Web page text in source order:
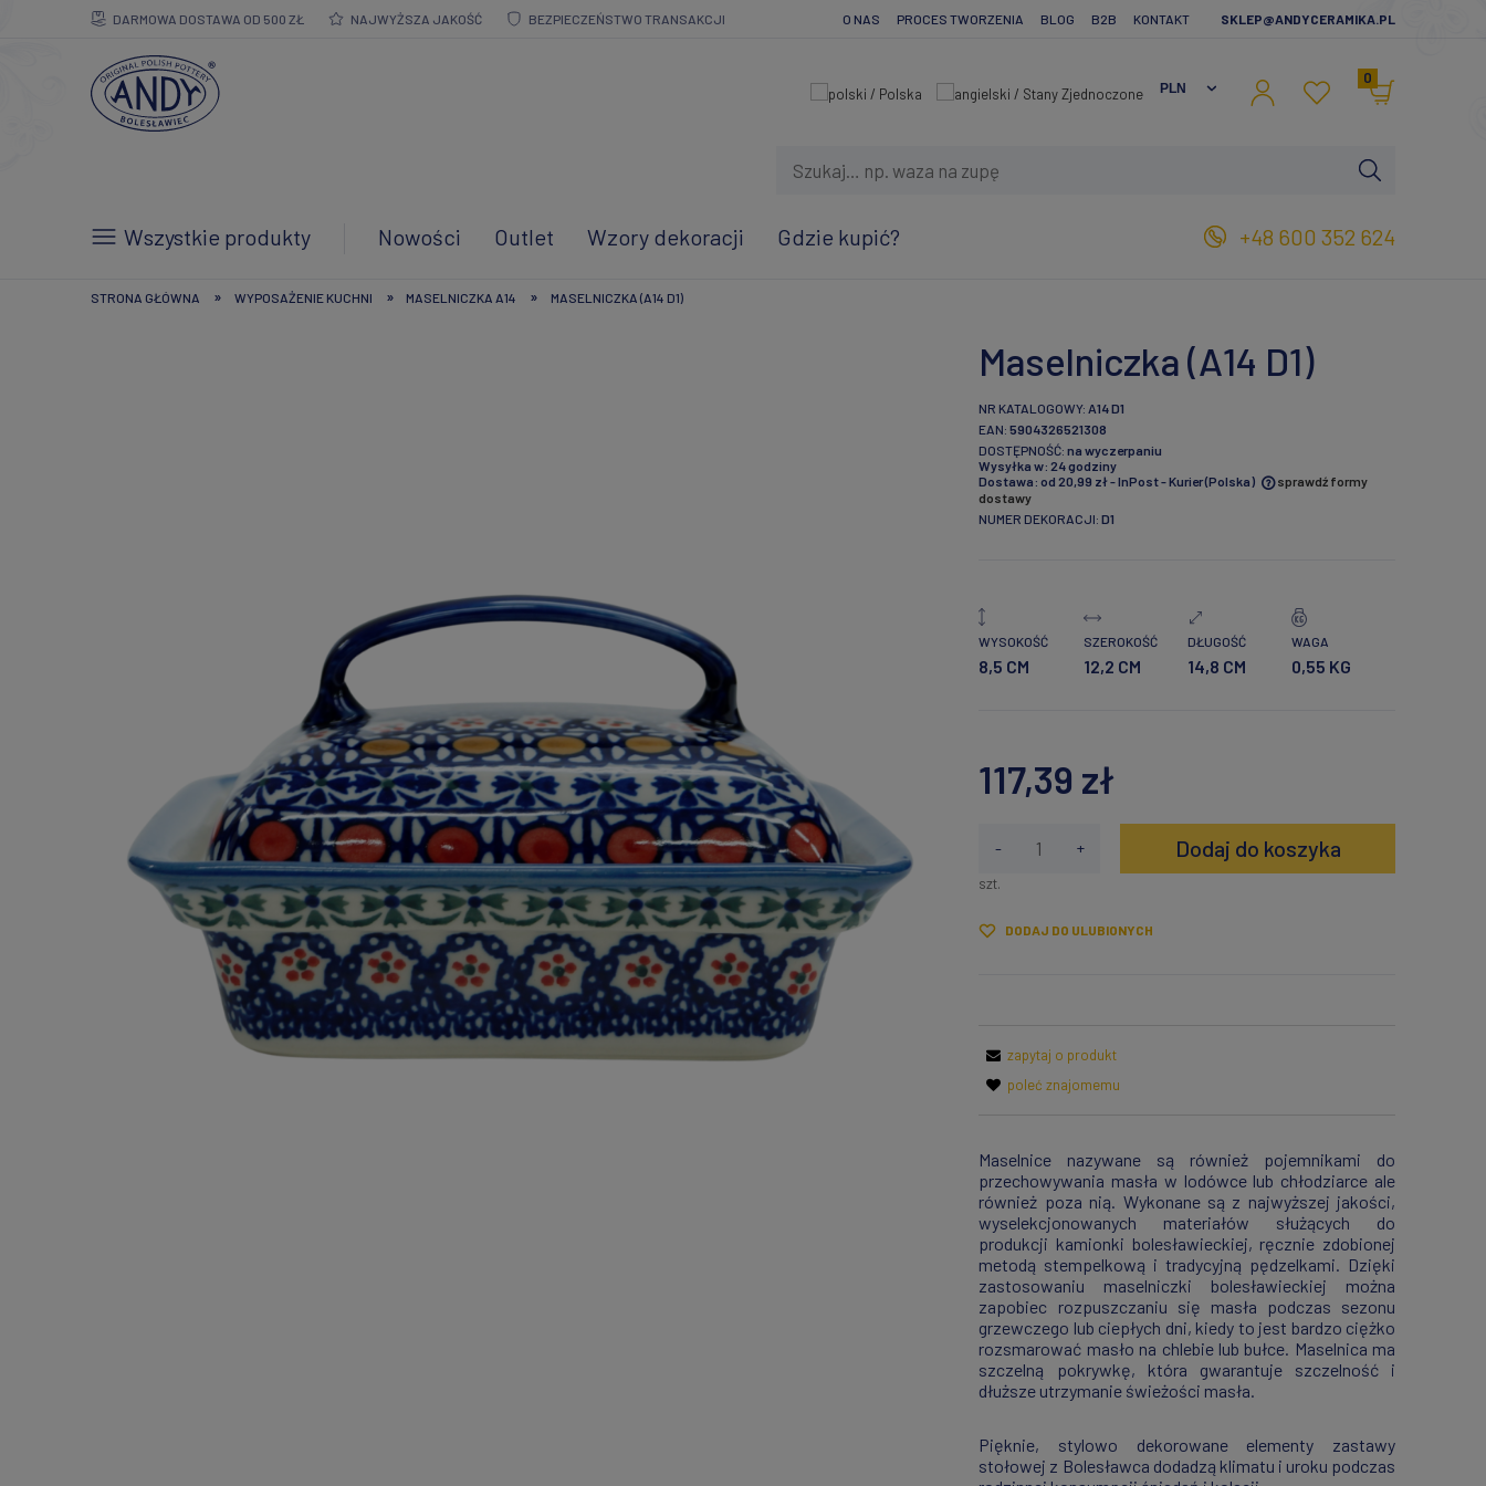
DARMOWA DOSTAWA OD 500 ZŁ NAJWYŻSZA JAKOŚĆ BEZPIECZEŃSTWO TRANSAKCJI O NAS PROCES TWORZENIA BLOG B2B KONTAKT SKLEP@ANDYCERAMIKA.PL
0
Wszystkie produkty Nowości Outlet Wzory dekoracji Gdzie kupić? +48 600 352 624
STRONA GŁÓWNA » WYPOSAŻENIE KUCHNI » MASELNICZKA A14 » MASELNICZKA (A14 D1)
Maselniczka (A14 D1)
NR KATALOGOWY: A14 D1
EAN: 5904326521308
DOSTĘPNOŚĆ: na wyczerpaniu
Wysyłka w: 24 godziny
Dostawa: od 20,99 zł- InPost - Kurier(Polska)
Cena nie zawiera ewentualnych
sprawdź formy
dostawy
NUMER DEKORACJI: D1
WYSOKOŚĆ
8,5 CM
SZEROKOŚĆ
12,2 CM
DŁUGOŚĆ
14,8 CM
WAGA
0,55 KG
117,39 zł
- +
szt.
Dodaj do koszyka
DODAJ DO ULUBIONYCH
zapytaj o produkt
poleć znajomemu
Maselnice nazywane są również pojemnikami do
przechowywania masła w lodówce lub chłodziarce ale
również poza nią. Wykonane są z najwyższej jakości,
wyselekcjonowanych materiałów służących do
produkcji kamionki bolesławieckiej, ręcznie zdobionej
metodą stempelkową i tradycyjną pędzelkami. Dzięki
zastosowaniu maselniczki bolesławieckiej można
zapobiec rozpuszczaniu się masła podczas sezonu
grzewczego lub ciepłych dni, kiedy to jest bardzo ciężko
rozsmarować masło na chlebie lub bułce. Maselnica ma
szczelną pokrywkę, która gwarantuje szczelność i
dłuższe utrzymanie świeżości masła.
Pięknie, stylowo dekorowane elementy zastawy
stołowej z Bolesławca dodadzą klimatu i uroku podczas